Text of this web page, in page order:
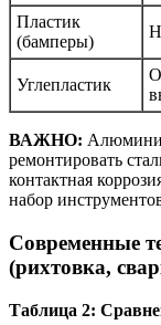
Пластик
(бамперы)
Углепластик
ВАЖНО:
ремонтировать
контактная
набор
Современные
(рихтовка,
Таблица 2: